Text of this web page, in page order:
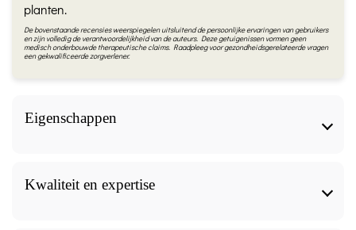
planten.
De bovenstaande recensies weerspiegelen uitsluitend de persoonlijke ervaringen van gebruikers
en zijn volledig de verantwoordelijkheid van de auteurs. Deze getuigenissen vormen geen
medisch onderbouwde therapeutische claims. Raadpleeg voor gezondheidsgerelateerde vragen
een gekwalificeerde zorgverlener.
Eigenschappen
Kwaliteit en expertise